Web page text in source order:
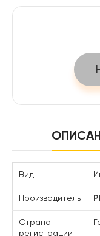
Вид
Производитель
Страна
регистрации